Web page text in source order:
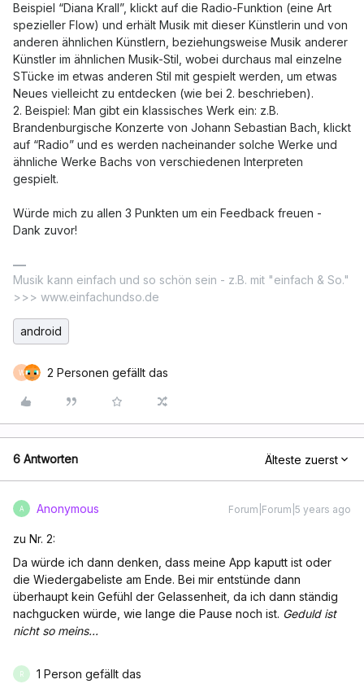
Beispiel “Diana Krall”, klickt auf die Radio-Funktion (eine Art
spezieller Flow) und erhält Musik mit dieser Künstlerin und von
anderen ähnlichen Künstlern, beziehungsweise Musik anderer
Künstler im ähnlichen Musik-Stil, wobei durchaus mal einzelne
STücke im etwas anderen Stil mit gespielt werden, um etwas
Neues vielleicht zu entdecken (wie bei 2. beschrieben).
2. Beispiel: Man gibt ein klassisches Werk ein: z.B.
Brandenburgische Konzerte von Johann Sebastian Bach, klickt
auf “Radio” und es werden nacheinander solche Werke und
ähnliche Werke Bachs von verschiedenen Interpreten
gespielt.
Würde mich zu allen 3 Punkten um ein Feedback freuen -
Dank zuvor!
Musik kann einfach und so schön sein - z.B. mit "einfach & So."
>>> www.einfachundso.de
android
W 2 Personen gefällt das
6 Antworten Älteste zuerst
A Anonymous Forum|Forum|5 years ago
zu Nr. 2:
Da würde ich dann denken, dass meine App kaputt ist oder
die Wiedergabeliste am Ende. Bei mir entstünde dann
überhaupt kein Gefühl der Gelassenheit, da ich dann ständig
nachgucken würde, wie lange die Pause noch ist. Geduld ist
nicht so meins...
R 1 Person gefällt das